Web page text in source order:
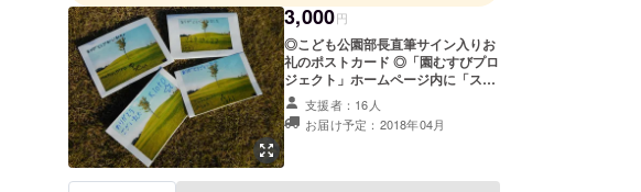
3,000円
◎こども公園部長直筆サイン入りお
礼のポストカード ◎「園むすびプロ
ジェクト」ホームページ内に「スペ
シャルサポーター」としてお名前を
掲載（文字サイズ：小）
http://enmusubi-funahashi.com/閉
支援者：16人
お届け予定：2018年04月